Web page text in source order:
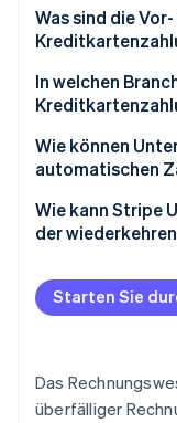
Was sind die
Vorteile
In welchen
Software-as-a-
Abo-Boxen und
Medien- und
Online-
Wie können
automatischen
Einhaltung der
Klare Storno-
formulieren
Wie kann Stripe
der
Flexible Abo-
Integrierte
Funktionen zur
Starten Sie
Das
überfälliger